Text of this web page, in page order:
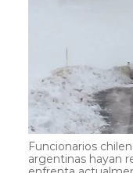
Funcionarios
argentinas hayan